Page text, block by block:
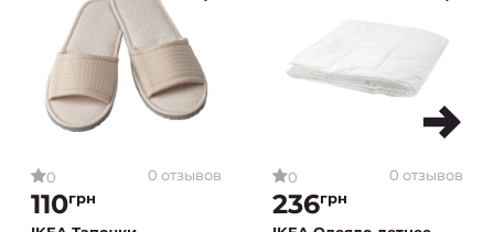
0 0 отзывов
110грн
0 0 отзывов
236грн